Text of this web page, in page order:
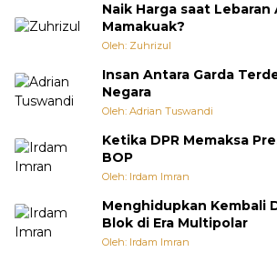
Naik Harga saat Lebaran
Mamakuak?
Oleh: Zuhrizul
Insan Antara Garda
Negara
Oleh: Adrian Tuswandi
Ketika DPR Memaksa
BOP
Oleh: Irdam Imran
Menghidupkan Kembali
Blok di Era Multipolar
Oleh: Irdam Imran